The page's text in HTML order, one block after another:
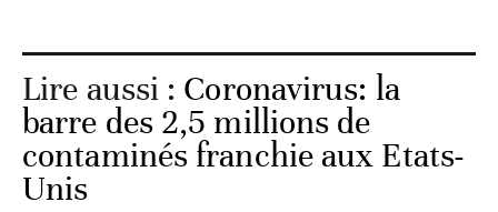
Lire aussi : Coronavirus: la
barre des 2,5 millions de
contaminés franchie aux Etats-
Unis